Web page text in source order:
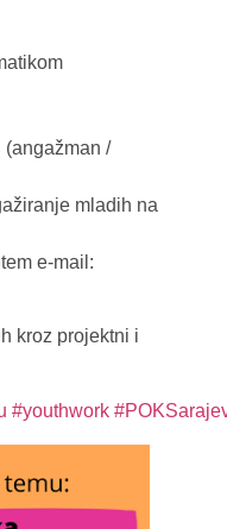
/
mladih na
e-mail:
kroz projektni i
#youthwork